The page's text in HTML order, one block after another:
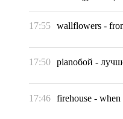
17:55 wallflowers -
17:50 pianoбой -
17:46 firehouse - when